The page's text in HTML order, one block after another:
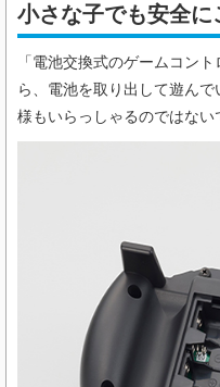
小さな子でも安全
「電池交換式のゲームコン
ら、電池を取り出して遊ん
様もいらっしゃるのではない